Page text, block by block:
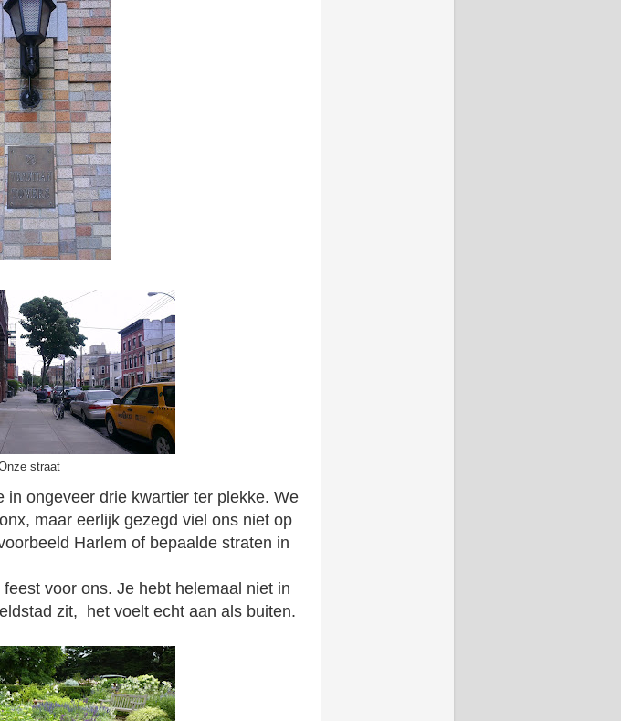
straat
in ongeveer drie kwartier ter plekke. We
maar eerlijk gezegd viel ons niet op
Harlem of bepaalde straten in
voor ons. Je hebt helemaal niet in
zit, het voelt echt aan als buiten.